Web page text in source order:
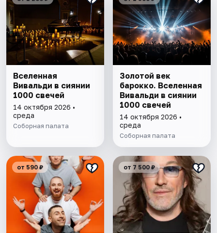
Вселенная
Вивальди в сиянии
1000 свечей
14 октября 2026 •
среда
Соборная палата
Золотой век
барокко. Вселенная
Вивальди в сиянии
1000 свечей
14 октября 2026 •
среда
Соборная палата
от 590 ₽ от 7 500 ₽